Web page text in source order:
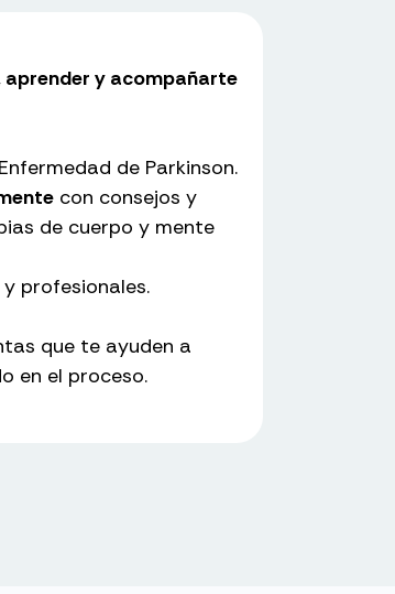
y acompañarte
de Parkinson.
con consejos y
de cuerpo y mente
profesionales.
que te ayuden a
en el proceso.